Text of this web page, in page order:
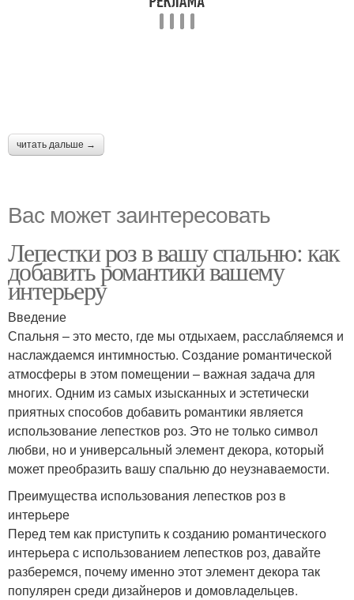
читать дальше →
Вас может заинтересовать
Лепестки роз в вашу спальню: как
добавить романтики вашему
интерьеру
Введение
Спальня – это место, где мы отдыхаем, расслабляемся и
наслаждаемся интимностью. Создание романтической
атмосферы в этом помещении – важная задача для
многих. Одним из самых изысканных и эстетически
приятных способов добавить романтики является
использование лепестков роз. Это не только символ
любви, но и универсальный элемент декора, который
может преобразить вашу спальню до неузнаваемости.
Преимущества использования лепестков роз в
интерьере
Перед тем как приступить к созданию романтического
интерьера с использованием лепестков роз, давайте
разберемся, почему именно этот элемент декора так
популярен среди дизайнеров и домовладельцев.